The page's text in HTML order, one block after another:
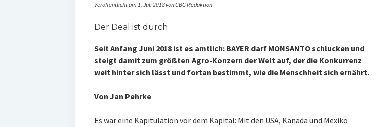
Veröffentlicht am 1. Juli 2018 von CBG Redaktion
Der Deal ist durch
Seit Anfang Juni 2018 ist es amtlich: BAYER darf MONSANTO schlucken und
steigt damit zum größten Agro-Konzern der Welt auf, der die Konkurrenz
weit hinter sich lässt und fortan bestimmt, wie die Menschheit sich ernährt.
Von Jan Pehrke
Es war eine Kapitulation vor dem Kapital: Mit den USA, Kanada und Mexiko